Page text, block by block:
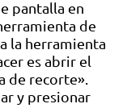
pantalla en
de
la herramienta
es abrir el
de recorte».
y presionar